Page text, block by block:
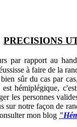
PRECISIONS
par rapport au
à faire de la
sûr du cas par
hémiplégique,
les personnes
sur notre façon de
mon blog